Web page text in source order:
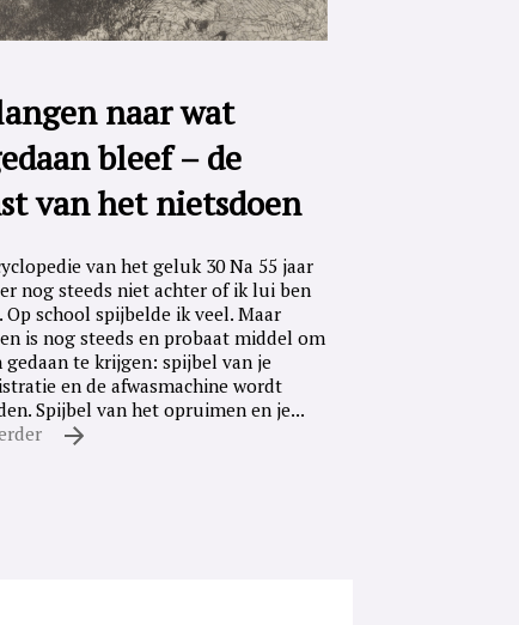
naar wat
bleef – de
van het nietsdoen
van het geluk 30 Na 55 jaar
nog steeds niet achter of ik lui ben
Op school spijbelde ik veel. Maar
is nog steeds en probaat middel om
gedaan te krijgen: spijbel van je
en de afwasmachine wordt
Spijbel van het opruimen en je...